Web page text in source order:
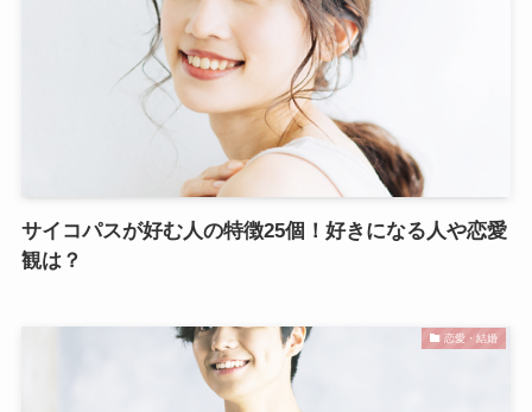
サイコパスが好む人の特徴25個！好きになる人や恋愛
観は？
恋愛・結婚